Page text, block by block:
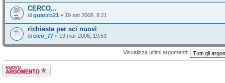
CERCO...
di guazzo21 » 19 set 2008, 8:21
richiesta per sci nuovi
di cico_77 » 19 mar 2006, 19:53
Visualizza ultimi argomenti:
Scrivi un nuovo
argomento